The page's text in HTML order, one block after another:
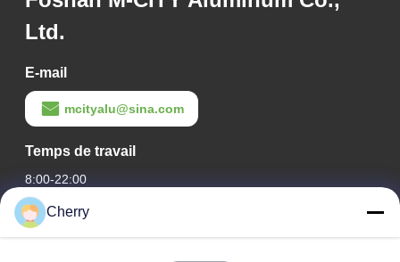
Ltd.
E-mail
mcityalu@sina.com
Temps de travail
8:00-22:00
Notre adresse
Cherry